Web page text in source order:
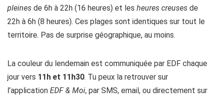
pleines de 6h à 22h (16 heures) et les heures creuses de
22h à 6h (8 heures). Ces plages sont identiques sur tout le
territoire. Pas de surprise géographique, au moins.
La couleur du lendemain est communiquée par EDF chaque
jour vers 11h et 11h30. Tu peux la retrouver sur
l’application EDF & Moi, par SMS, email, ou directement sur